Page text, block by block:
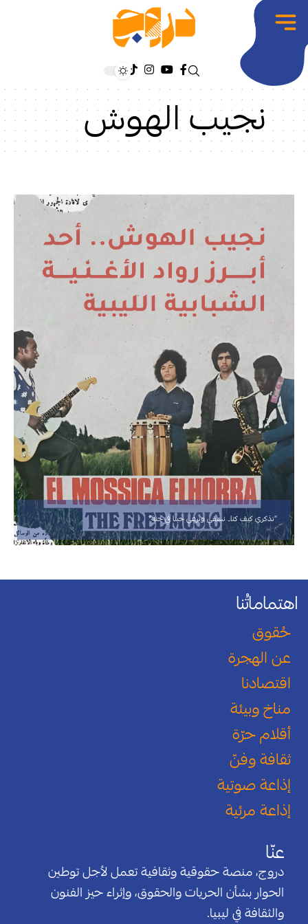
نجيب الهوش
"تذكري كيف كنا.. نسقي ونرعى حبنا في جنة"
اهتماماتُنا
حُقوق
عن الهجرة
اقتصادنا
مناخ وبيئة
أقلام حرّة
ثقافة وفنّ
إذاعة صوتية
إذاعة مرئية
عنّا
دروج، منصة حقوقية وثقافية تعمل لأجل توطين
الحوار بشأن الحريات والحقوق، وإثراء حيز الفنون
والثقافة في ليبيا.